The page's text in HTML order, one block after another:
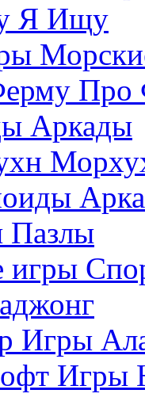
Я Ищу
Про
Аркады
Пазлы
Игры
Игры